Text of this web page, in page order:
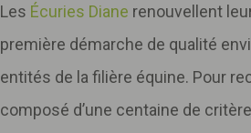
Les Écuries Diane renouvellent
première démarche de qualité
entités de la filière équine. Pour
composé d’une centaine de